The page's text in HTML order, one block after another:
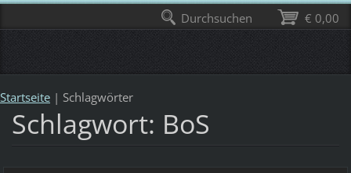
Startseite | Schlagwörter
Schlagwort: BoS
€ 0,00
Durchsuchen